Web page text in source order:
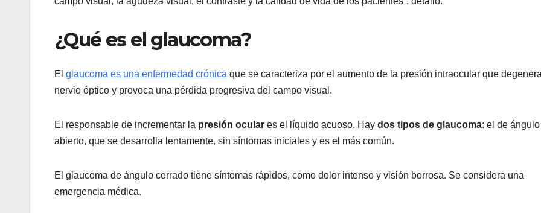
¿Qué es el glaucoma?
El glaucoma es una enfermedad crónica que se caracteriza por el aumento de la presión intraocular que
nervio óptico y provoca una pérdida progresiva del campo visual.
El responsable de incrementar la presión ocular es el líquido acuoso. Hay dos tipos de glaucoma: el de ángulo
abierto, que se desarrolla lentamente, sin síntomas iniciales y es el más común.
El glaucoma de ángulo cerrado tiene síntomas rápidos, como dolor intenso y visión borrosa. Se considera una
emergencia médica.